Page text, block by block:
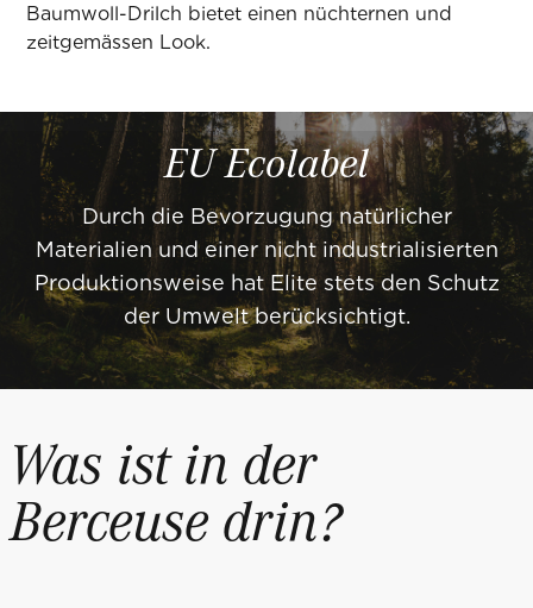
Baumwoll-Drilch bietet einen nüchternen und
zeitgemässen Look.
EU Ecolabel
Durch die Bevorzugung natürlicher
Materialien und einer nicht industrialisierten
Produktionsweise hat Elite stets den Schutz
der Umwelt berücksichtigt.
Was ist in der
Berceuse drin?